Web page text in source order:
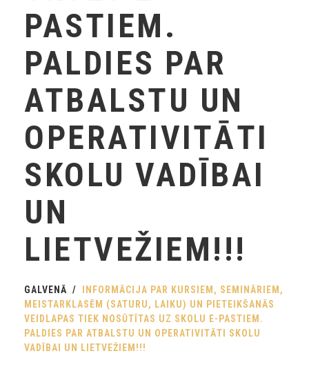
PASTIEM.
PALDIES PAR
ATBALSTU UN
OPERATIVITĀTI
SKOLU VADĪBAI
UN
LIETVEŽIEM!!!
GALVENĀ
INFORMĀCIJA PAR KURSIEM, SEMINĀRIEM,
MEISTARKLASĒM (SATURU, LAIKU) UN PIETEIKŠANĀS
VEIDLAPAS TIEK NOSŪTĪTAS UZ SKOLU E-PASTIEM.
PALDIES PAR ATBALSTU UN OPERATIVITĀTI SKOLU
VADĪBAI UN LIETVEŽIEM!!!